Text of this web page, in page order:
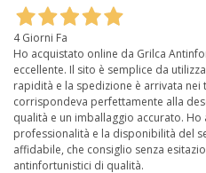
4 Giorni Fa
Ho acquistato online da Grilca
eccellente. Il sito è semplice da
rapidità e la spedizione è arrivata
corrispondeva perfettamente alla
qualità e un imballaggio accurato. Ho
professionalità e la disponibilità del
affidabile, che consiglio senza
antinfortunistici di qualità.